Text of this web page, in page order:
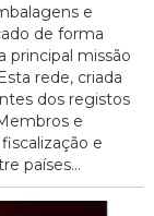
e
de forma
principal missão
rede, criada
dos registos
e
e
países...